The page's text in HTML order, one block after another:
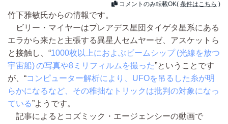
コメントのみ転載OK( 条件はこちら )
竹下雅敏氏からの情報です。
ビリー・マイヤーはプレアデス星団タイゲタ星系にある
エラから来たと主張する異星人セムヤーゼ、アスケットら
と接触し、“1000枚以上におよぶビームシップ (光線を放つ
宇宙船) の写真や8ミリフィルムを撮った”ということです
が、“コンピューター解析により、UFOを吊るした糸が明
らかになるなど、その稚拙なトリックは批判の対象になっ
ている”ようです。
記事によるとコズミック・エージェンシーの動画で